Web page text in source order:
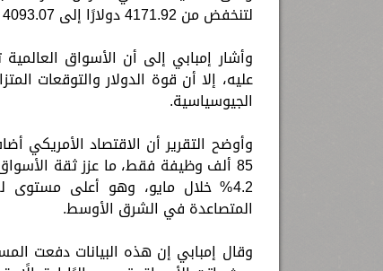
لتنخفض من 4171.92 دولارًا إلى 4093.07 دولارًا للأوقية، بنسبة تراجع بلغت نحو 1.9%.
وأشار إمبابي إلى أن الأسواق
عليه، إلا أن قوة الدولار والتوقعات
الجيوسياسية.
85 ألف وظيفة فقط، ما عزز ثقة
4.2% خلال مايو، وهو أعلى مستوى
المتصاعدة في الشرق الأوسط.
وقال إمبابي إن هذه البيانات دفعت